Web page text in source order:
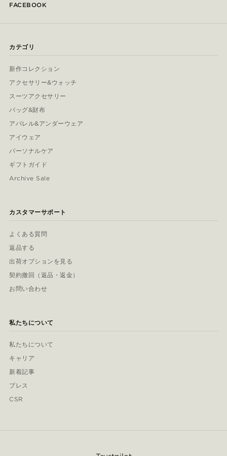
FACEBOOK
カテゴリ
新作コレクション
アクセサリー&ウォッチ
スーツアクセサリー
バッグ&財布
アパレル&アンダーウェア
アイウェア
パーソナルケア
ギフトガイド
Archive Sale
カスタマーサポート
よくある質問
返品する
出荷オプションを見る
契約撤回（返品・返金）
お問い合わせ
私たちについて
私たちについて
キャリア
新着記事
プレス
CSR